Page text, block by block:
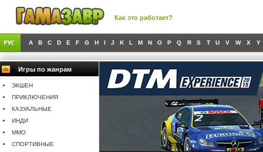
Как это работает?
A B C D E F G H I J K L M N O P Q R S T U V W X Y
Игры по жанрам
ЭКШЕН
ПРИКЛЮЧЕНИЯ
КАЗУАЛЬНЫЕ
ИНДИ
MMO
СПОРТИВНЫЕ